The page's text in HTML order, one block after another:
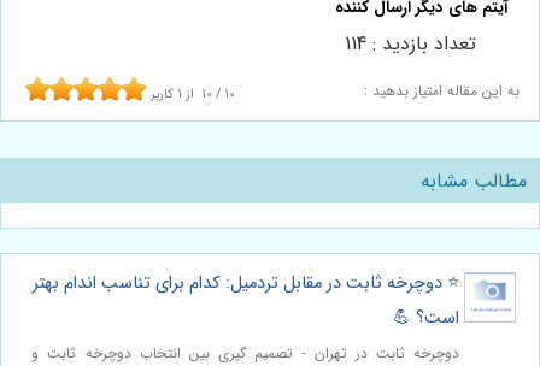
به این مقاله امتیاز بدهید : 10 / 10 از 1 کاربر
تعداد بازدید : 114
مطالب مشابه
⭐️ دوچرخه ثابت در مقابل تردمیل: کدام برای تناسب اندام بهتر
است؟ 💪
دوچرخه ثابت در تهران - تصمیم گیری بین انتخاب دوچرخه ثابت و